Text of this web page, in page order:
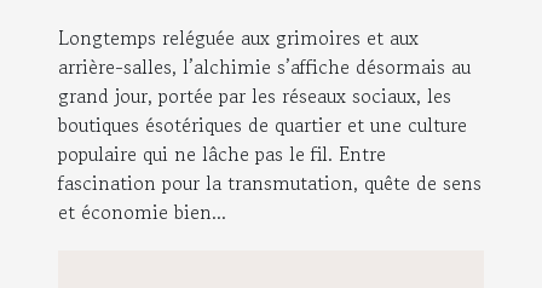
Longtemps reléguée aux grimoires et aux
arrière-salles, l’alchimie s’affiche désormais au
grand jour, portée par les réseaux sociaux, les
boutiques ésotériques de quartier et une culture
populaire qui ne lâche pas le fil. Entre
fascination pour la transmutation, quête de sens
et économie bien...